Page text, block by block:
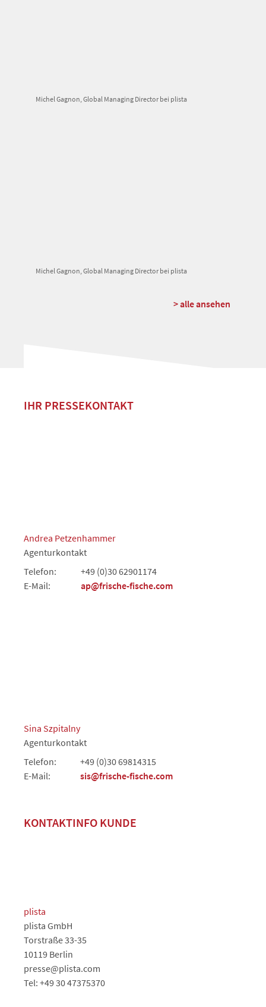
Michel Gagnon, Global Managing Director bei plista
Michel Gagnon, Global Managing Director bei plista
> alle ansehen
IHR PRESSEKONTAKT
Andrea Petzenhammer
Agenturkontakt
Telefon:
+49 (0)30 62901174
E-Mail:
ap@frische-fische.com
Sina Szpitalny
Agenturkontakt
Telefon:
+49 (0)30 69814315
E-Mail:
sis@frische-fische.com
KONTAKTINFO KUNDE
plista
plista GmbH
Torstraße 33-35
10119 Berlin
presse@plista.com
Tel: +49 30 47375370